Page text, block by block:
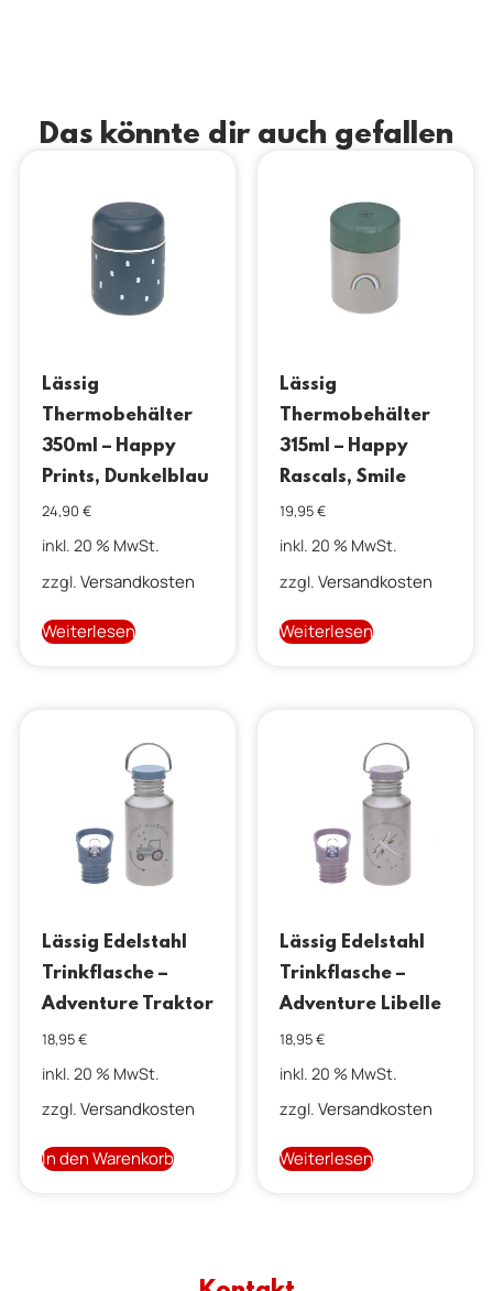
Das könnte dir auch gefallen
Lässig
Thermobehälter
350ml – Happy
Prints, Dunkelblau
24,90 €
inkl. 20 % MwSt.
zzgl. Versandkosten
Weiterlesen
Lässig
Thermobehälter
315ml – Happy
Rascals, Smile
19,95€
inkl. 20 % MwSt.
zzgl. Versandkosten
Weiterlesen
Lässig Edelstahl
Trinkflasche –
Adventure Traktor
18,95€
inkl. 20 % MwSt.
zzgl. Versandkosten
In den Warenkorb
Lässig Edelstahl
Trinkflasche –
Adventure Libelle
18,95€
inkl. 20 % MwSt.
zzgl. Versandkosten
Weiterlesen